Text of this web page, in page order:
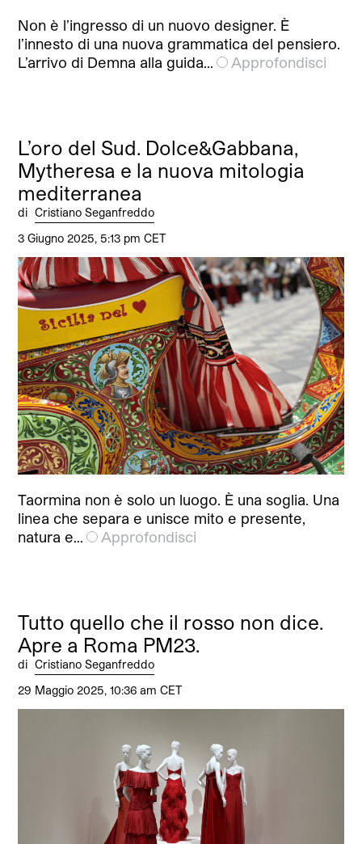
Non è l’ingresso di un nuovo designer. È
l’innesto di una nuova grammatica del pensiero.
L’arrivo di Demna alla guida…
Approfondisci
L’oro del Sud. Dolce&Gabbana,
Mytheresa e la nuova mitologia
mediterranea
di Cristiano Seganfreddo
3 Giugno 2025, 5:13 pm CET
Taormina non è solo un luogo. È una soglia. Una
linea che separa e unisce mito e presente,
natura e…
Approfondisci
Tutto quello che il rosso non dice.
Apre a Roma PM23.
di Cristiano Seganfreddo
29 Maggio 2025, 10:36 am CET